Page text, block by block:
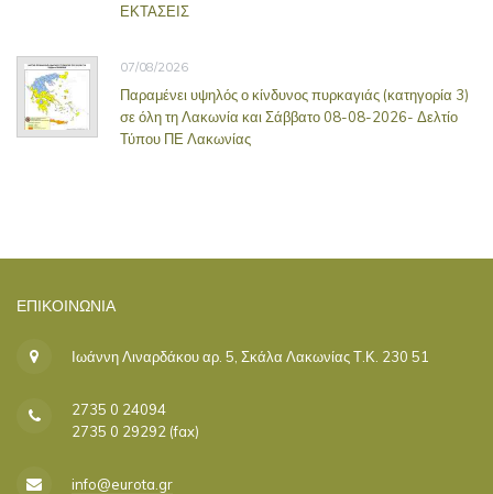
ΕΚΤΑΣΕΙΣ
07/08/2026
Παραμένει υψηλός ο κίνδυνος πυρκαγιάς (κατηγορία 3)
σε όλη τη Λακωνία και Σάββατο 08-08-2026- Δελτίο
Τύπου ΠΕ Λακωνίας
ΕΠΙΚΟΙΝΩΝΊΑ
Ιωάννη Λιναρδάκου αρ. 5, Σκάλα Λακωνίας Τ.Κ. 230 51
2735 0 24094
2735 0 29292 (fax)
info@eurota.gr